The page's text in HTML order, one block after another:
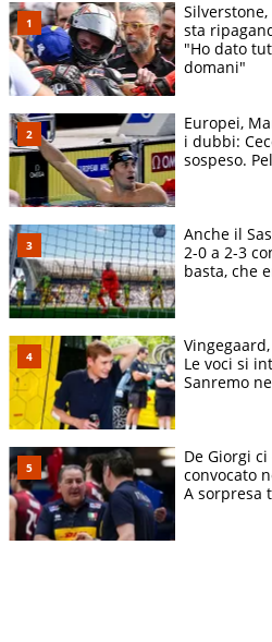
sta
"Ho dato
domani"
Europei,
i dubbi:
sospeso.
Anche il
2-0 a 2-3
basta, che
Le voci si
Sanremo
De Giorgi
convocato
A sorpresa